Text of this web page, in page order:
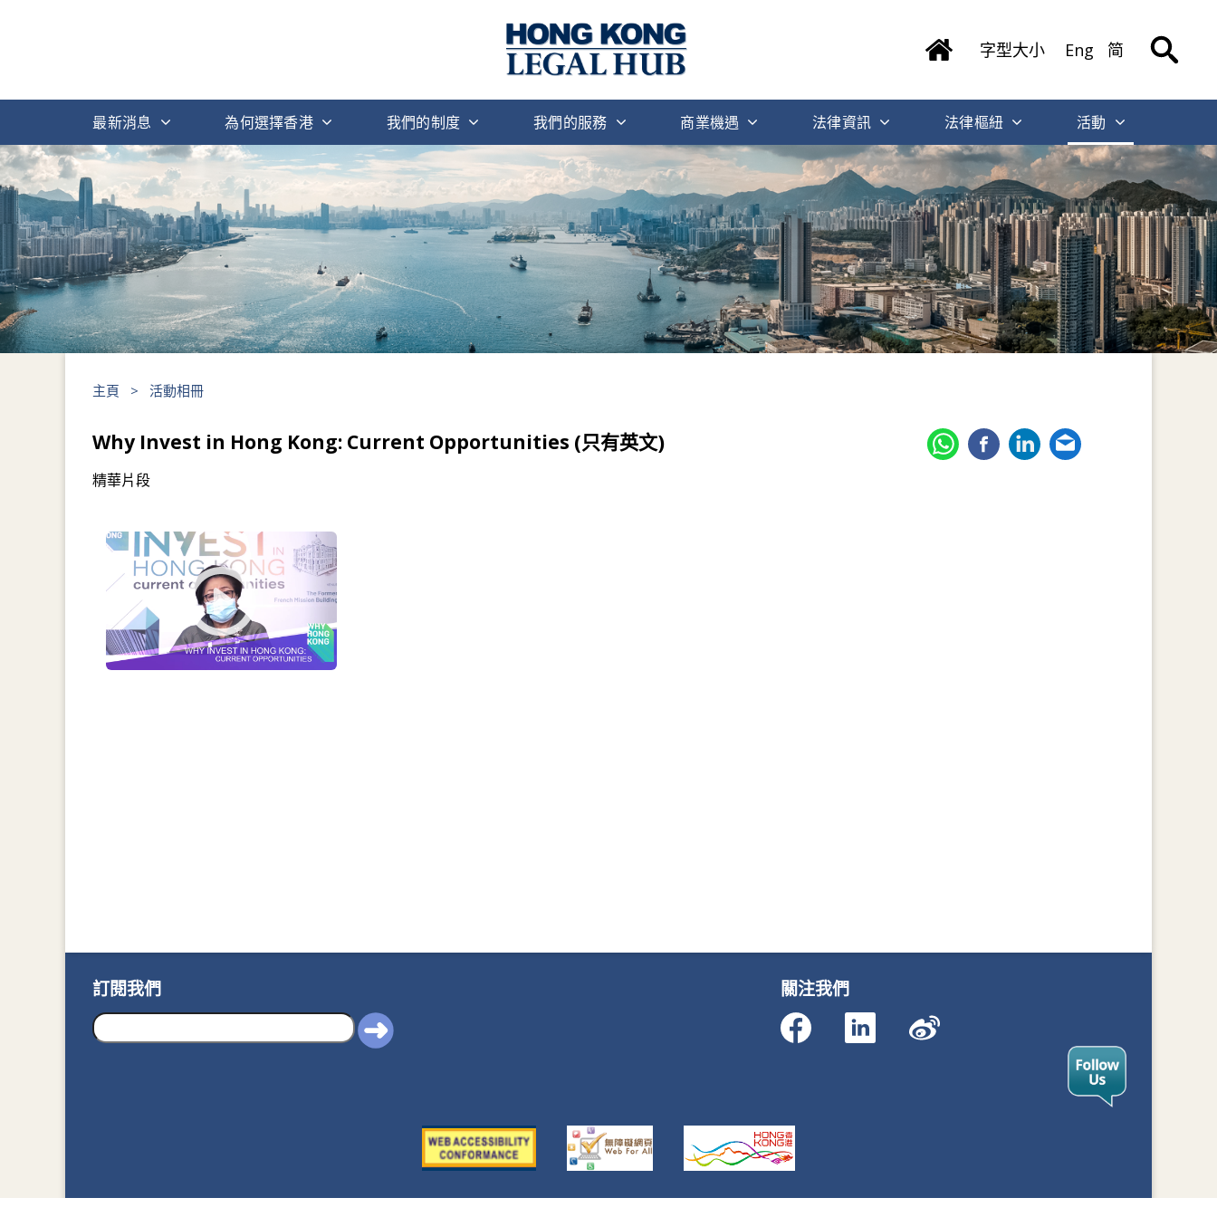
字型大小 Eng 简
最新消息 為何選擇香港 我們的制度 我們的服務 商業機遇 法律資訊 法律樞紐 活動
主頁 > 活動相冊
Why Invest in Hong Kong: Current Opportunities (只有英文)
精華片段
訂閱我們 關注我們